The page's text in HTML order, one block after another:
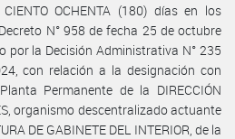
OCHENTA (180) días en los
N° 958 de fecha 25 de octubre
por la Decisión Administrativa N° 235
con relación a la designación con
Permanente de la DIRECCIÓN
organismo descentralizado actuante
DE GABINETE DEL INTERIOR, de la